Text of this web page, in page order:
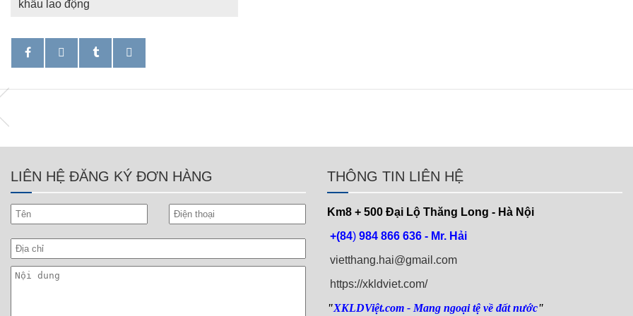
khẩu lao động
LIÊN HỆ ĐĂNG KÝ ĐƠN HÀNG THÔNG TIN LIÊN HỆ
Km8 + 500 Đại Lộ Thăng Long - Hà Nội
+(84) 984 866 636 - Mr. Hải
vietthang.hai@gmail.com
https://xkldviet.com/
"XKLDViệt.com - Mang ngoại tệ về đất nước"